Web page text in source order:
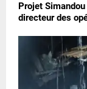
Projet
directeur des